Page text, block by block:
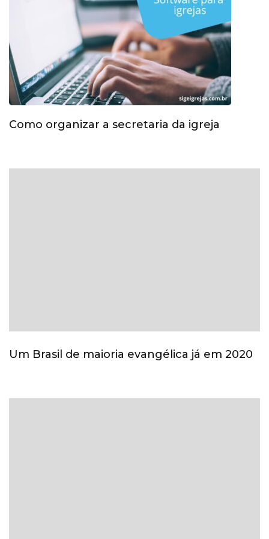
Como organizar a secretaria da igreja
Um Brasil de maioria evangélica já em 2020